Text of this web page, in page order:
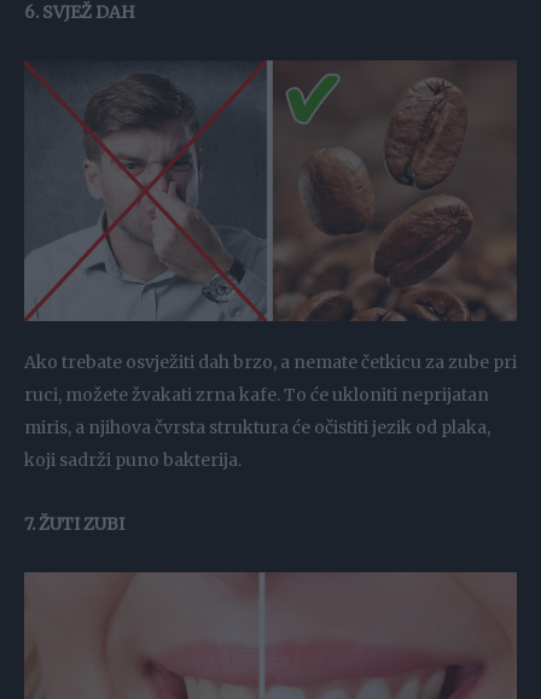
6. SVJEŽ DAH
Ako trebate osvježiti dah brzo, a nemate četkicu za zube pri
ruci, možete žvakati zrna kafe. To će ukloniti neprijatan
miris, a njihova čvrsta struktura će očistiti jezik od plaka,
koji sadrži puno bakterija.
7. ŽUTI ZUBI